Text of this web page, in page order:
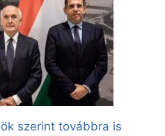
szerint továbbra is